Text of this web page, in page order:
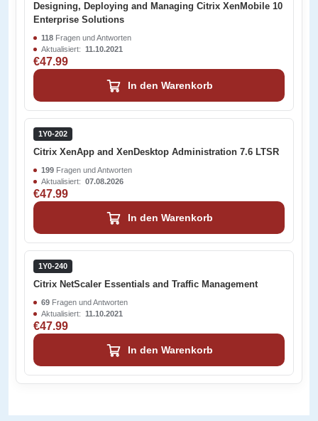
Designing, Deploying and Managing Citrix XenMobile 10
Enterprise Solutions
118 Fragen und Antworten
Aktualisiert: 11.10.2021
€47.99
In den Warenkorb
1Y0-202
Citrix XenApp and XenDesktop Administration 7.6 LTSR
199 Fragen und Antworten
Aktualisiert: 07.08.2026
€47.99
In den Warenkorb
1Y0-240
Citrix NetScaler Essentials and Traffic Management
69 Fragen und Antworten
Aktualisiert: 11.10.2021
€47.99
In den Warenkorb